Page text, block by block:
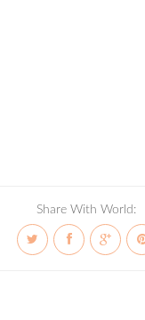
Share With World: